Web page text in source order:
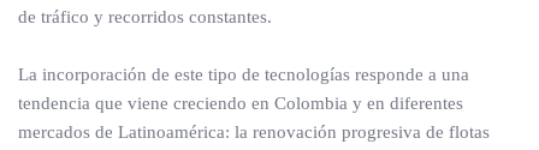
de tráfico y recorridos constantes.
La incorporación de este tipo de tecnologías responde a una
tendencia que viene creciendo en Colombia y en diferentes
mercados de Latinoamérica: la renovación progresiva de flotas